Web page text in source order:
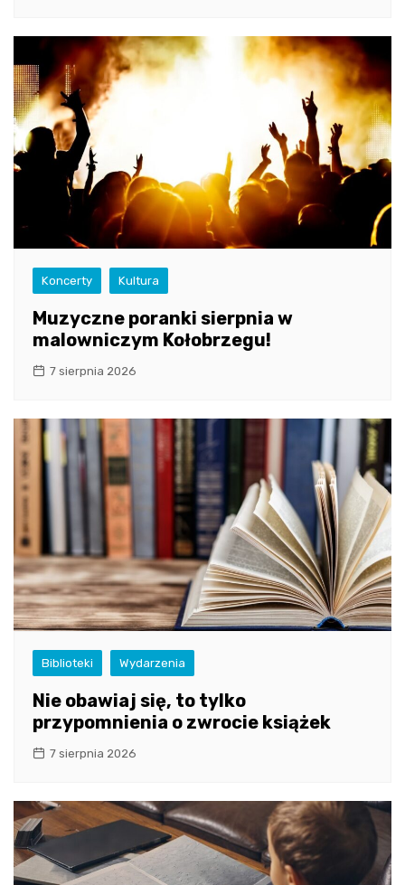
Koncerty Kultura
Muzyczne poranki sierpnia w
malowniczym Kołobrzegu!
7 sierpnia 2026
Biblioteki Wydarzenia
Nie obawiaj się, to tylko
przypomnienia o zwrocie książek
7 sierpnia 2026